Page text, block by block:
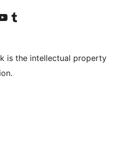
accountaccount
our YouTube channel
Visit our Tumblr account
is the intellectual property